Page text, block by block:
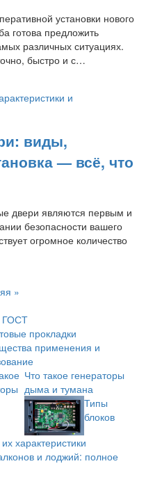
установки нового
готова предложить
различных ситуациях.
быстро и с…
виды,
— всё, что
двери являются первым и
безопасности вашего
огромное количество
»
ГОСТ
прокладки
применения и
Что такое генераторы
дыма и тумана
Типы
блоков
характеристики
и лоджий: полное